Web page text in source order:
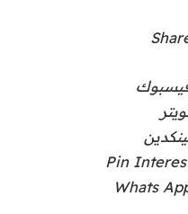
Pin
Whats